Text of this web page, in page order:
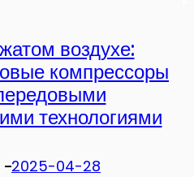
воздухе:
компрессоры
технологиями
2025-04-28